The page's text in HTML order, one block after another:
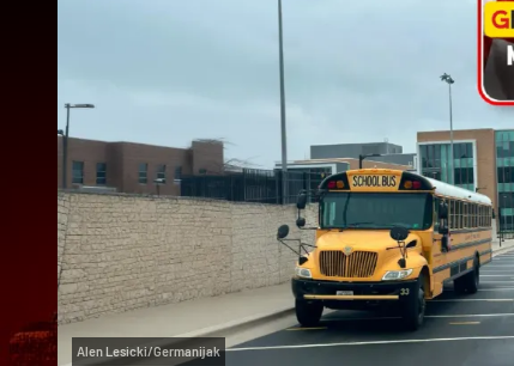
Alen Lesicki/Germanijak